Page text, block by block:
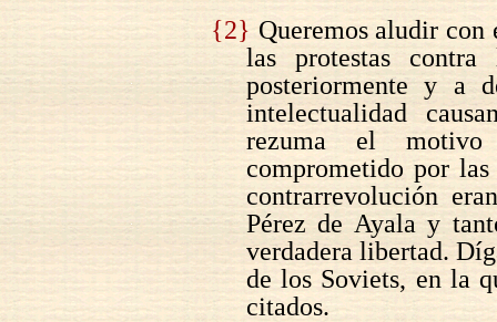
{2} Queremos aludir con
las protestas
posteriormente y a
intelectualidad
rezuma el motivo
comprometido por
contrarrevolución
Pérez de Ayala y
verdadera libertad.
de los Soviets, en la
citados.